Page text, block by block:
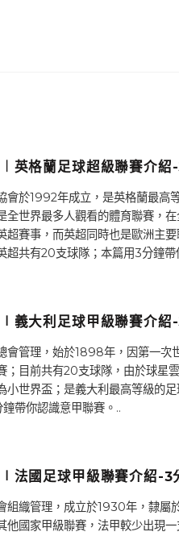
英格蘭足球超級聯賽介
會於1992年成立，是英格蘭最高
全世界最多人觀看的體育聯賽，
超賽事，而英超同時也是歐洲主
超共有20支球隊；本篇用3分鐘帶
義大利足球甲級聯賽介紹
會管理，始於1898年，因第一次
；目前共有20支球隊，由於球星
小世界盃；是義大利最高等級的
帶你認識意甲聯賽。..
法國足球甲級聯賽介紹-3
組織管理，成立於1930年，隸屬
他國家甲級聯賽，法甲較少出現